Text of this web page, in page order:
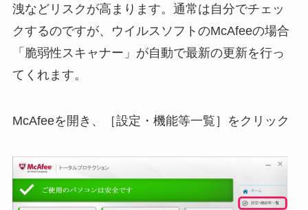
洩などリスクが高まります。通常は自分でチェッ
クするのですが、ウイルスソフトのMcAfeeの場合
「脆弱性スキャナー」が自動で最新の更新を行っ
てくれます。
McAfeeを開き、［設定・機能等一覧］をクリック